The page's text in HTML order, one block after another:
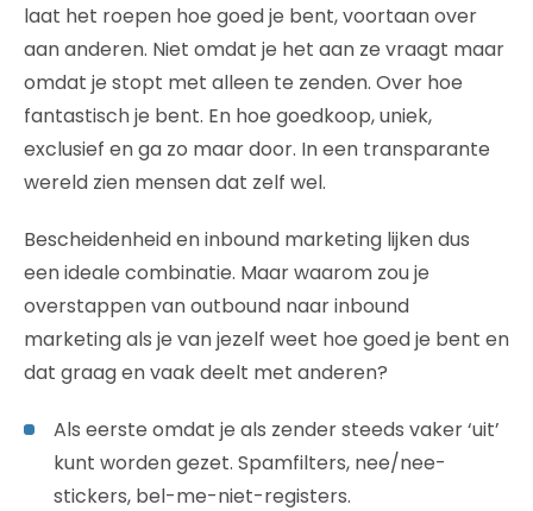
laat het roepen hoe goed je bent, voortaan over
aan anderen. Niet omdat je het aan ze vraagt maar
omdat je stopt met alleen te zenden. Over hoe
fantastisch je bent. En hoe goedkoop, uniek,
exclusief en ga zo maar door. In een transparante
wereld zien mensen dat zelf wel.
Bescheidenheid en inbound marketing lijken dus
een ideale combinatie. Maar waarom zou je
overstappen van outbound naar inbound
marketing als je van jezelf weet hoe goed je bent en
dat graag en vaak deelt met anderen?
Als eerste omdat je als zender steeds vaker ‘uit’
kunt worden gezet. Spamfilters, nee/nee-
stickers, bel-me-niet-registers.